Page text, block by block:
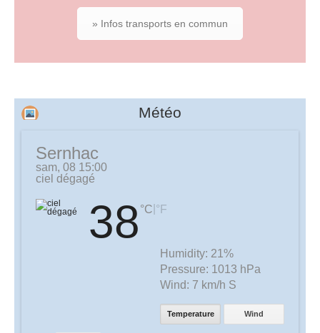
» Infos transports en commun
Météo
Sernhac
sam, 08 15:00
ciel dégagé
38 °C °F
Humidity: 21%
Pressure: 1013 hPa
Wind: 7 km/h S
Temperature Wind